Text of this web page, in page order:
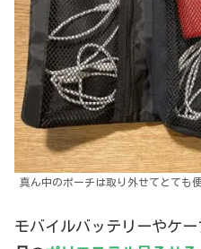
真ん中のポーチは取り外せてとても便
モバイルバッテリーやケ